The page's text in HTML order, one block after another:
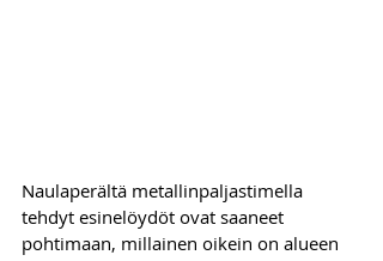
Naulaperältä metallinpaljastimella
tehdyt esinelöydöt ovat saaneet
pohtimaan, millainen oikein on alueen